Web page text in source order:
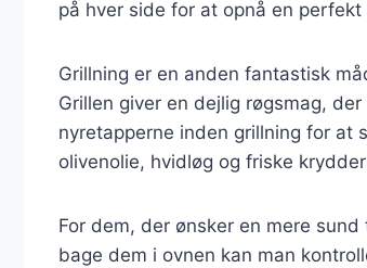
på hver side for at opnå en
Grillning er en anden fantastisk
Grillen giver en dejlig røgsmag,
nyretapperne inden grillning for at
olivenolie, hvidløg og friske
For dem, der ønsker en mere
bage dem i ovnen kan man